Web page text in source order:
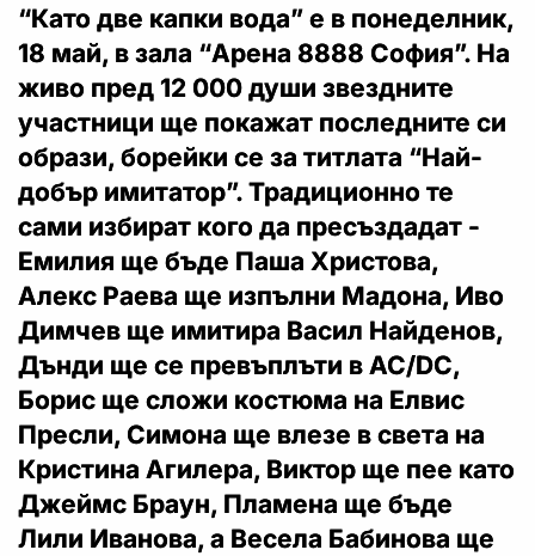
“Като две капки вода” е в понеделник,
18 май, в зала “Арена 8888 София”. На
живо пред 12 000 души звездните
участници ще покажат последните си
образи, борейки се за титлата “Най-
добър имитатор”. Традиционно те
сами избират кого да пресъздадат -
Емилия ще бъде Паша Христова,
Алекс Раева ще изпълни Мадона, Иво
Димчев ще имитира Васил Найденов,
Дънди ще се превъплъти в AC/DC,
Борис ще сложи костюма на Елвис
Пресли, Симона ще влезе в света на
Кристина Агилера, Виктор ще пее като
Джеймс Браун, Пламена ще бъде
Лили Иванова, а Весела Бабинова ще